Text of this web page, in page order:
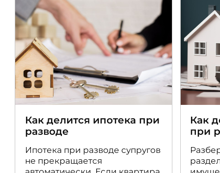
Как делится ипотека при
разводе
Ипотека при разводе супругов
не прекращается
Как
при